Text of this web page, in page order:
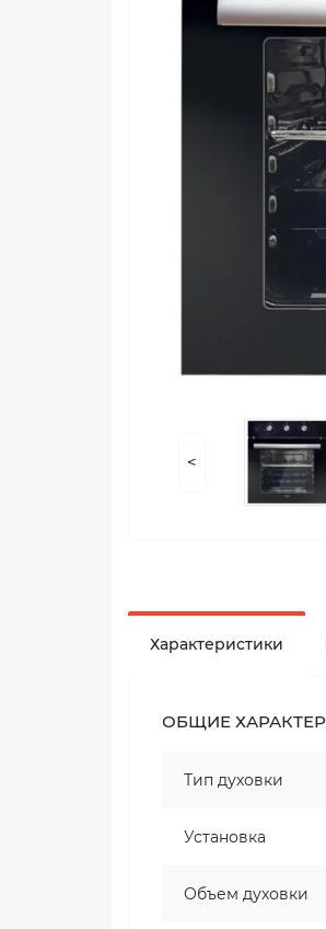
<
Характеристики
ОБЩИЕ
Тип духовки
Установка
Объем духовки